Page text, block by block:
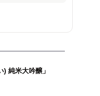
純米大吟醸」